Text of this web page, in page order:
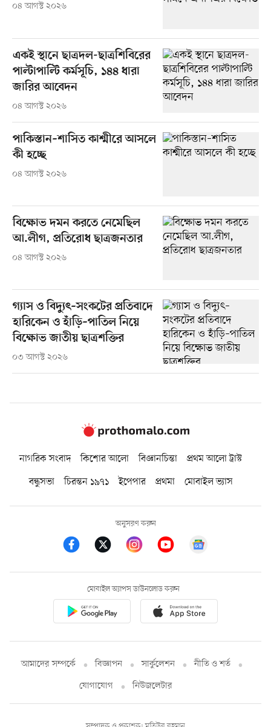
০৪ আগস্ট ২০২৬
একই স্থানে ছাত্রদল-ছাত্রশিবিরের
পাল্টাপাল্টি কর্মসূচি, ১৪৪ ধারা
জারির আবেদন
০৪ আগস্ট ২০২৬
পাকিস্তান–শাসিত কাশ্মীরে আসলে
কী হচ্ছে
০৪ আগস্ট ২০২৬
বিক্ষোভ দমন করতে নেমেছিল
আ.লীগ, প্রতিরোধ ছাত্রজনতার
০৪ আগস্ট ২০২৬
গ্যাস ও বিদ্যুৎ–সংকটের প্রতিবাদে
হারিকেন ও হাঁড়ি–পাতিল নিয়ে
বিক্ষোভ জাতীয় ছাত্রশক্তির
০৩ আগস্ট ২০২৬
নাগরিক সংবাদ কিশোর আলো বিজ্ঞানচিন্তা
প্রথম আলো ট্রাস্ট
বন্ধুসভা
চিরন্তন ১৯৭১ ইপেপার প্রথমা মোবাইল ভ্যাস
অনুসরণ করুন
মোবাইল অ্যাপস ডাউনলোড করুন
আমাদের সম্পর্কে বিজ্ঞাপন সার্কুলেশন
নীতি ও শর্ত
যোগাযোগ
নিউজলেটার